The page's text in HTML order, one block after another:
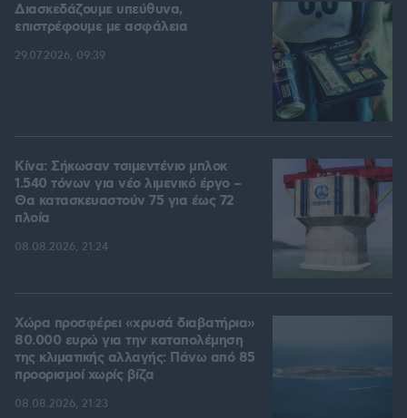
Διασκεδάζουμε υπεύθυνα,
επιστρέφουμε με ασφάλεια
29.07.2026, 09:39
Κίνα: Σήκωσαν τσιμεντένιο μπλοκ
1.540 τόνων για νέο λιμενικό έργο –
Θα κατασκευαστούν 75 για έως 72
πλοία
08.08.2026, 21:24
Χώρα προσφέρει «χρυσά διαβατήρια»
80.000 ευρώ για την καταπολέμηση
της κλιματικής αλλαγής: Πάνω από 85
προορισμοί χωρίς βίζα
08.08.2026, 21:23